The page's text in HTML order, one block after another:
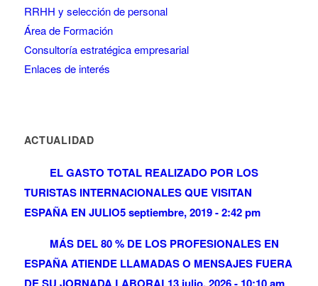
RRHH y selección de personal
Área de Formación
Consultoría estratégica empresarial
Enlaces de interés
ACTUALIDAD
EL GASTO TOTAL REALIZADO POR LOS
TURISTAS INTERNACIONALES QUE VISITAN
ESPAÑA EN JULIO5 septiembre, 2019 - 2:42 pm
MÁS DEL 80 % DE LOS PROFESIONALES EN
ESPAÑA ATIENDE LLAMADAS O MENSAJES FUERA